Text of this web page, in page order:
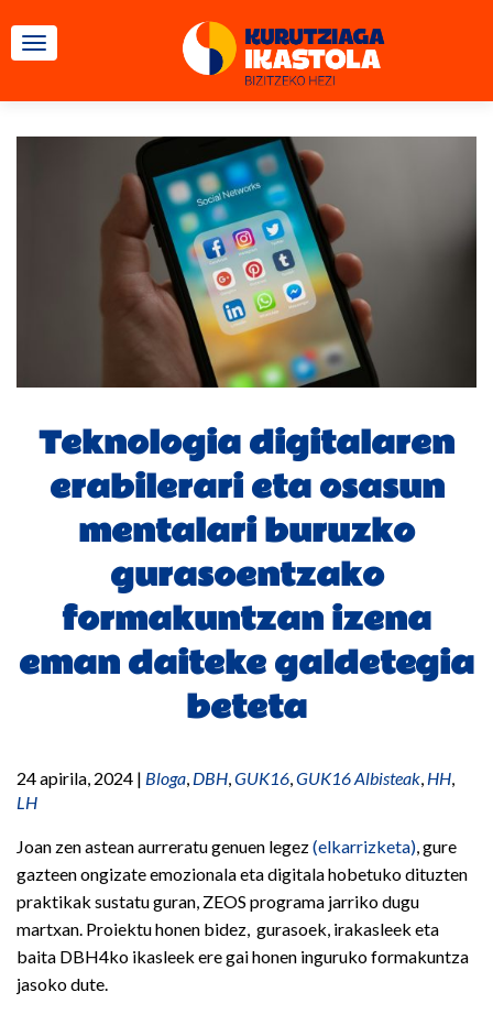
TOGGLE NAVIGATION
Teknologia digitalaren
erabilerari eta osasun
mentalari buruzko
gurasoentzako
formakuntzan izena
eman daiteke galdetegia
beteta
24 apirila, 2024 | Bloga, DBH,GUK16,GUK16 Albisteak, HH,
LH
Joan zen astean aurreratu genuen legez(elkarrizketa), gure
gazteen ongizate emozionala eta digitala hobetuko dituzten
praktikak sustatu guran, ZEOS programa jarriko dugu
martxan. Proiektu honen bidez, gurasoek, irakasleek eta
baita DBH4ko ikasleek ere gai honen inguruko formakuntza
jasoko dute.